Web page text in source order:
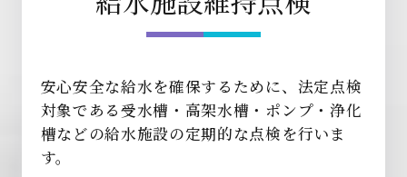
安心安全な給水を確保するために、法定点検
対象である受水槽・高架水槽・ポンプ・浄化
槽などの給水施設の定期的な点検を行いま
す。